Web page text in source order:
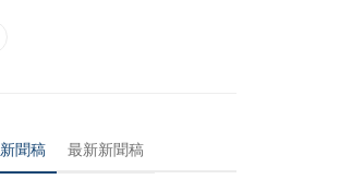
聞稿 最新新聞稿